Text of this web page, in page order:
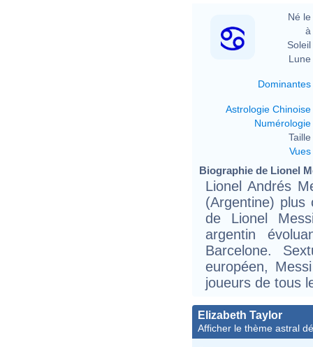
Né le
à
Soleil
Lune
Dominantes
Astrologie Chinoise
Numérologie
Taille
Vues
Biographie de Lionel
Lionel Andrés
(Argentine) plus
de Lionel
argentin
Barcelone.
européen,
joueurs de tous
Elizabeth Taylor
Afficher le thème astral